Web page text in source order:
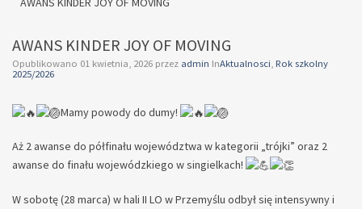
AWANS KINDER JOY OF MOVING
Opublikowano 01 kwietnia, 2026 przez admin InAktualnosci, Rok szkolny
2025/2026
Mamy powody do dumy!
Aż 2 awanse do półfinału województwa w kategorii „trójki” oraz 2
awanse do finału wojewódzkiego w singielkach!
W sobotę (28 marca) w hali II LO w Przemyślu odbył się intensywny i